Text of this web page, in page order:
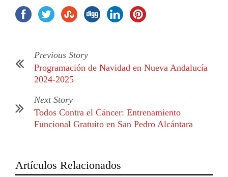
Previous Story
Programación de Navidad en Nueva Andalucía
2024-2025
Next Story
Todos Contra el Cáncer: Entrenamiento
Funcional Gratuito en San Pedro Alcántara
Artículos Relacionados